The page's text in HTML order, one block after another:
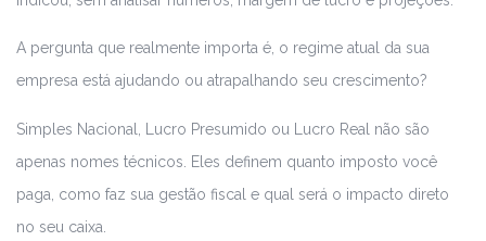
A pergunta que realmente importa é, o regime atual da sua
empresa está ajudando ou atrapalhando seu crescimento?
Simples Nacional, Lucro Presumido ou Lucro Real não são
apenas nomes técnicos. Eles definem quanto imposto você
paga, como faz sua gestão fiscal e qual será o impacto direto
no seu caixa.